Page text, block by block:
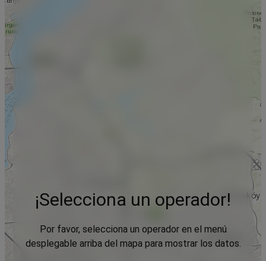
¡Selecciona un operador!
Por favor, selecciona un operador en el menú
desplegable arriba del mapa para mostrar los datos.